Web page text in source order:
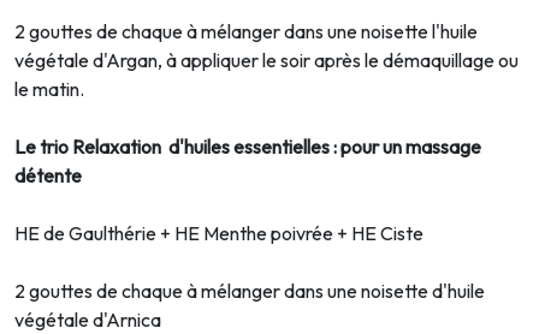
2 gouttes de chaque à mélanger dans une noisette l'huile
végétale d'Argan, à appliquer le soir après le démaquillage ou
le matin.
Le trio Relaxation d'huiles essentielles : pour un massage
détente
HE de Gaulthérie + HE Menthe poivrée + HE Ciste
2 gouttes de chaque à mélanger dans une noisette d'huile
végétale d'Arnica